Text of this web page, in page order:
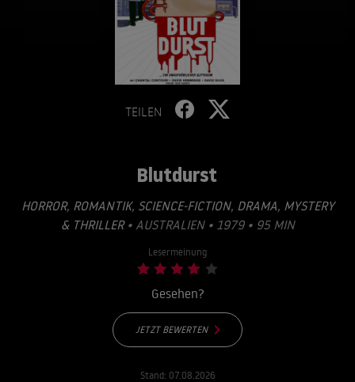
TEILEN
Blutdurst
HORROR, ROMANTIK, SCIENCE-FICTION, DRAMA, MYSTERY
& THRILLER• AUSTRALIEN • 1979 • 95 MIN
Lesermeinung
Gesehen?
JETZT BEWERTEN
Stand: 07.08.2026